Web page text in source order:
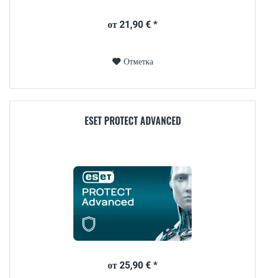
от 21,90 € *
Отметка
ESET PROTECT ADVANCED
от 25,90 € *